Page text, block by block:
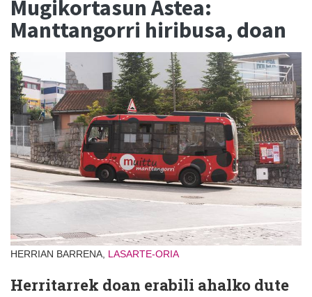
Mugikortasun Astea:
Manttangorri hiribusa, doan
HERRIAN BARRENA, LASARTE-ORIA
Herritarrek doan erabili ahalko dute